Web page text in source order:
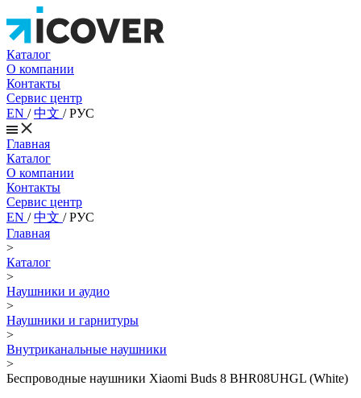
Каталог
О компании
Контакты
Сервис центр
EN /中文 /РУС
Главная
Каталог
О компании
Контакты
Сервис центр
EN /中文 /РУС
Главная
>
Каталог
>
Наушники и аудио
>
Наушники и гарнитуры
>
Внутриканальные наушники
>
Беспроводные наушники Xiaomi Buds 8 BHR08UHGL (White)